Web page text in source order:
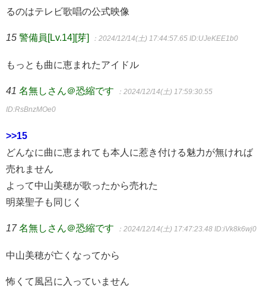
るのはテレビ歌唱の公式映像
15 警備員[Lv.14][芽] ：2024/12/14(土) 17:44:57.65 ID:UJeKEE1b0
もっとも曲に恵まれたアイドル
41 名無しさん＠恐縮です ：2024/12/14(土) 17:59:30.55
ID:RsBnzMOe0
>>15
どんなに曲に恵まれても本人に惹き付ける魅力が無ければ
売れません
よって中山美穂が歌ったから売れた
明菜聖子も同じく
17 名無しさん＠恐縮です ：2024/12/14(土) 17:47:23.48 ID:iVk8k6wj0
中山美穂が亡くなってから
怖くて風呂に入っていません